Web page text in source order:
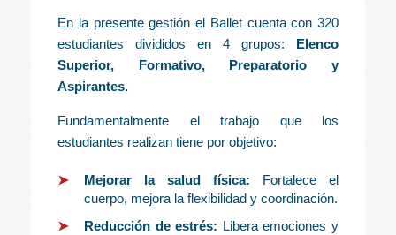
En la presente gestión el Ballet cuenta con 320
estudiantes divididos en 4 grupos: Elenco
Superior, Formativo, Preparatorio y
Aspirantes.
Fundamentalmente el trabajo que los
estudiantes realizan tiene por objetivo:
Mejorar la salud física: Fortalece el
cuerpo, mejora la flexibilidad y coordinación.
Reducción de estrés: Libera emociones y